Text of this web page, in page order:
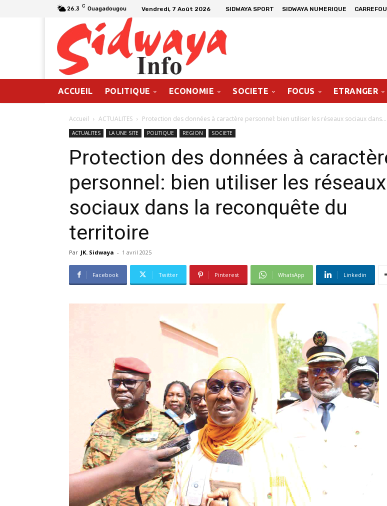
26.3 C Ouagadougou Vendredi, 7 Août 2026 SIDWAYA SPORT SIDWAYA NUMERIQUE
ACCUEIL POLITIQUE ECONOMIE SOCIETE FOCUS ETRANGER
Accueil ACTUALITES Protection des données à caractère personnel: bien utiliser les réseaux sociaux dans...
ACTUALITES LA UNE SITE POLITIQUE REGION SOCIETE
Protection des données à
personnel: bien utiliser les réseaux
sociaux dans la reconquête du
territoire
Par JK. Sidwaya - 1 avril 2025
Facebook Twitter Pinterest WhatsApp Linkedin